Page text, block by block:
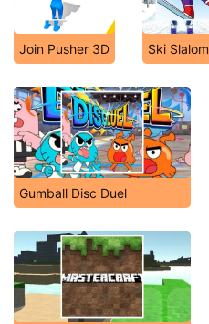
Join Pusher 3D Ski Slalom
Gumball Disc Duel